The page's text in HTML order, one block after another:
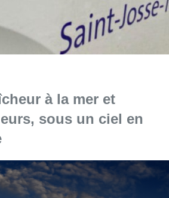
à la mer et
sous un ciel en